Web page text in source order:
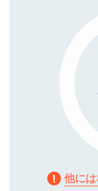
で、機密
他に